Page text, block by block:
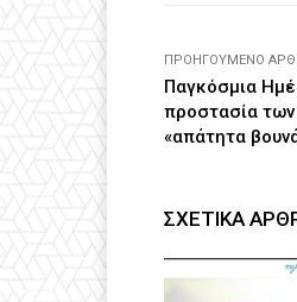
ΠΡΟΗΓΟΎΜΕΝΟ
Παγκόσμια
προστασία
«απάτητα
ΣΧΕΤΙΚΑ